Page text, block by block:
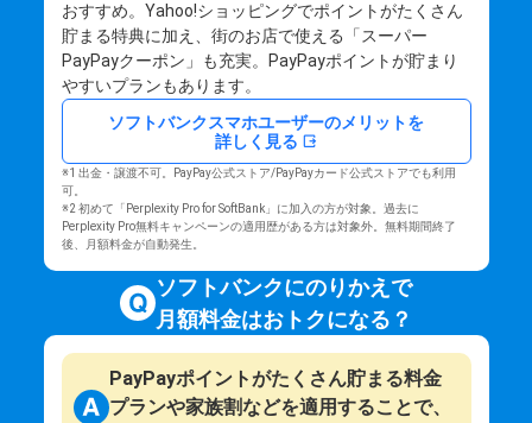
おすすめ。Yahoo!ショッピングでポイントがたくさん
貯まる特典に加え、街のお店で使える「スーパー
PayPayクーポン」も充実。PayPayポイントが貯まり
やすいプランもあります。
ソフトバンクスマホユーザーのメリットを
詳しく見る
※1 出金・譲渡不可。PayPay公式ストア/PayPayカード公式ストアでも利用
可。
※2 初めて「Perplexity Pro for SoftBank」に加入の方が対象。過去に
Perplexity Pro無料キャンペーンの適用歴がある方は対象外。無料期間終了
後、月額料金が自動発生。
ソフトバンクにのりかえで
月額料金はおトクになる？
PayPayポイントがたくさん貯まる料金
プランや家族割などを適用することで、